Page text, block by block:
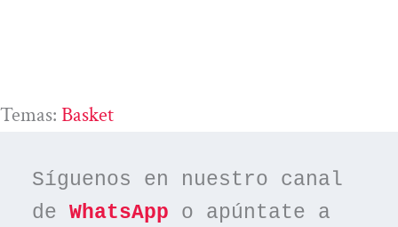
Temas: Basket
Síguenos en nuestro canal
de WhatsApp o apúntate a